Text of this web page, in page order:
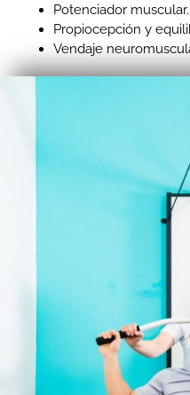
Potenciador muscular.
Propiocepción y
Vendaje